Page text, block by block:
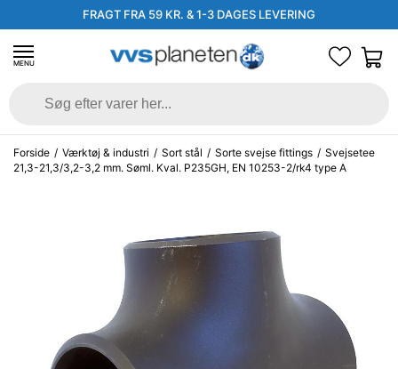
FRAGT FRA 59 KR. & 1-3 DAGES LEVERING
MENU
Forside / Værktøj & industri / Sort stål / Sorte svejse fittings / Svejsetee
21,3-21,3/3,2-3,2 mm. Søml. Kval. P235GH, EN 10253-2/rk4 type A